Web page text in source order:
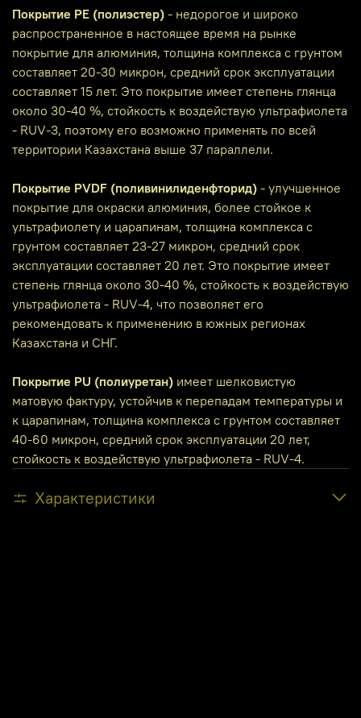
Покрытие PE (полиэстер) - недорогое и широко
распространенное в настоящее время на рынке
покрытие для алюминия, толщина комплекса с грунтом
составляет 20-30 микрон, средний срок эксплуатации
составляет 15 лет. Это покрытие имеет степень глянца
около 30-40 %, стойкость к воздействую ультрафиолета
- RUV-3, поэтому его возможно применять по всей
территории Казахстана выше 37 параллели.
Покрытие PVDF (поливинилиденфторид) - улучшенное
покрытие для окраски алюминия, более стойкое к
ультрафиолету и царапинам, толщина комплекса с
грунтом составляет 23-27 микрон, средний срок
эксплуатации составляет 20 лет. Это покрытие имеет
степень глянца около 30-40 %, стойкость к воздействую
ультрафиолета - RUV-4, что позволяет его
рекомендовать к применению в южных регионах
Казахстана и СНГ.
Покрытие PU (полиуретан) имеет шелковистую
матовую фактуру, устойчив к перепадам температуры и
к царапинам, толщина комплекса с грунтом составляет
40-60 микрон, средний срок эксплуатации 20 лет,
стойкость к воздействую ультрафиолета - RUV-4.
Характеристики